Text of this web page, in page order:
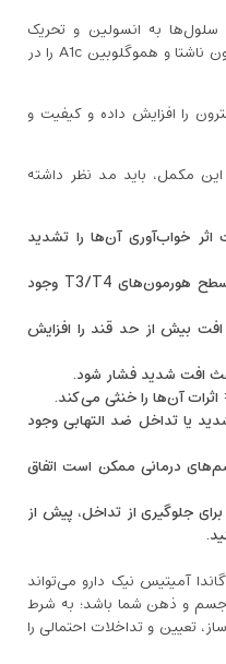
سلول‌ها به انسولین و تحریک
تولید آن در لوزالمعده، می‌تواند قند خون ناشتا و هموگلوبین A1c را در
را افزایش داده و کیفیت و
مکمل، باید مد نظر داشته
خواب‌آوری آن‌ها را تشدید
: امکان تغییر سطح هورمون‌های T3/T4 وجود
بیش از حد قند را افزایش
افت شدید فشار شود.
: اثرات آن‌ها را خنثی می‌کند.
یا تداخل ضد التهابی وجود
درمانی ممکن است اتفاق
جلوگیری از تداخل، پیش از
آمیتیس نیک دارو می‌تواند
جسم و ذهن شما باشد؛ به شرط
تعیین و تداخلات احتمالی را